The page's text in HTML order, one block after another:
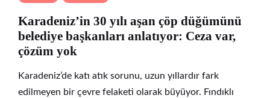
Karadeniz’in 30 yılı aşan çöp düğümünü
belediye başkanları anlatıyor: Ceza var,
çözüm yok
Karadeniz’de katı atık sorunu, uzun yıllardır fark
edilmeyen bir çevre felaketi olarak büyüyor. Fındıklı